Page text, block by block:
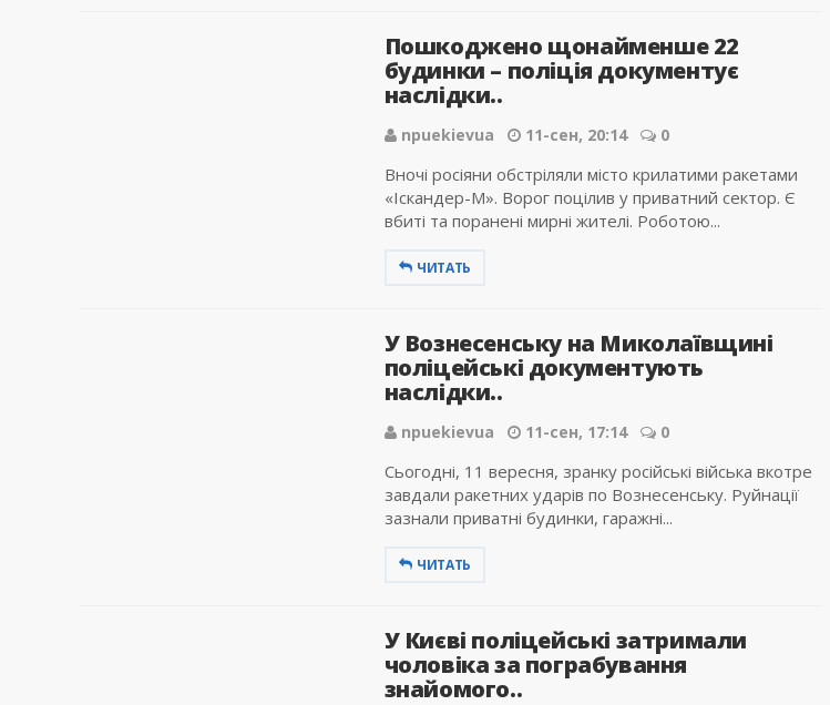
Пошкоджено щонайменше 22
будинки – поліція документує
наслідки..
npuekievua 11-сен, 20:14 0
Вночі росіяни обстріляли місто крилатими ракетами
«Іскандер-М». Ворог поцілив у приватний сектор. Є
вбиті та поранені мирні жителі. Роботою...
ЧИТАТЬ
У Вознесенську на Миколаївщині
поліцейські документують
наслідки..
npuekievua 11-сен, 17:14 0
Сьогодні, 11 вересня, зранку російські війська вкотре
завдали ракетних ударів по Вознесенську. Руйнації
зазнали приватні будинки, гаражні...
ЧИТАТЬ
У Києві поліцейські затримали
чоловіка за пограбування
знайомого..